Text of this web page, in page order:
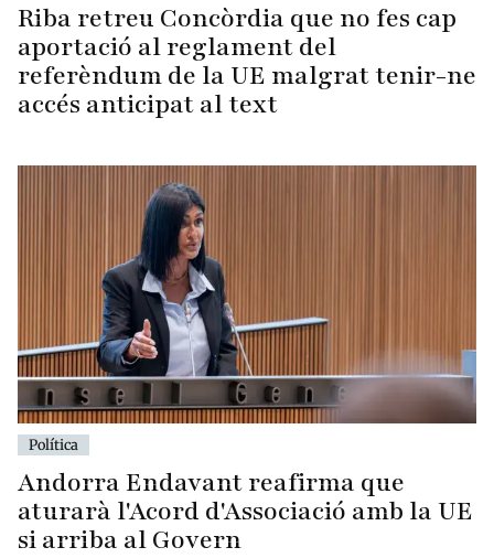
Riba retreu Concòrdia que no fes cap
aportació al reglament del
referèndum de la UE malgrat tenir-ne
accés anticipat al text
Política
Andorra Endavant reafirma que
aturarà l'Acord d'Associació amb la UE
si arriba al Govern